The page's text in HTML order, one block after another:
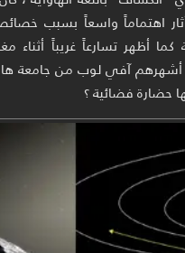
اهتماماً واسعاً بسبب
كما أظهر تسارعاً غريباً
آفي لوب من جامعة
حضارة فضائية ؟